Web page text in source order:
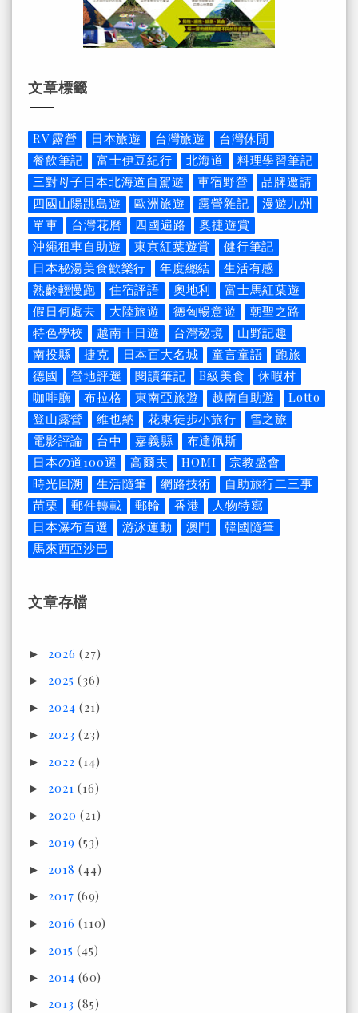
文章標籤
RV 露營 日本旅遊 台灣旅遊
台灣休閒
餐飲筆記
富士伊豆紀行 北海道
料理學習筆記
三對母子日本北海道自駕遊
車宿野營
品牌邀請
四國山陽跳島遊
歐洲旅遊 露營雜記
漫遊九州
單車
台灣花曆 四國遍路
奧捷遊賞
沖繩租車自助遊
東京紅葉遊賞
健行筆記
日本秘湯美食歡樂行
年度總結
生活有感
熟齡輕慢跑
住宿評語 奧地利
富士馬紅葉遊
假日何處去
大陸旅遊 德匈暢意遊
朝聖之路
特色學校
越南十日遊 台灣秘境
山野記趣
南投縣
捷克 日本百大名城 童言童語
跑旅
德國
營地評選 閱讀筆記 B級美食
休暇村
咖啡廳
布拉格 東南亞旅遊 越南自助遊
Lotto
登山露營
維也納 花東徒步小旅行
雪之旅
電影評論
台中 嘉義縣
布達佩斯
日本の道100選
高爾夫 HOMI
宗教盛會
時光回溯
生活隨筆 網路技術
自助旅行二三事
苗栗
郵件轉載 郵輪 香港
人物特寫
日本瀑布百選
游泳運動 澳門
韓國隨筆
馬來西亞沙巴
文章存檔
► 2026(27)
► 2025(36)
► 2024(21)
► 2023(23)
► 2022(14)
► 2021(16)
► 2020(21)
► 2019(53)
► 2018(44)
► 2017(69)
► 2016(110)
► 2015(45)
► 2014(60)
► 2013(85)